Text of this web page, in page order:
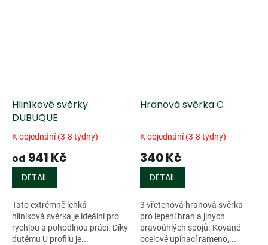
Hliníkové svěrky
DUBUQUE
K objednání (3-8 týdny)
od 941 Kč
DETAIL
Tato extrémně lehká
hliníková svěrka je ideální pro
rychlou a pohodlnou práci. Díky
dutému U profilu je...
Hranová svěrka C
K objednání (3-8 týdny)
340 Kč
DETAIL
3 vřetenová hranová svěrka
pro lepení hran a jiných
pravoúhlých spojů. Kované
ocelové upínací rameno,...